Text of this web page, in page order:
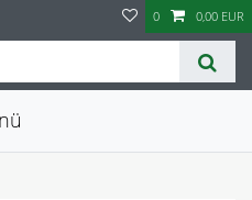
0 0,00 EUR